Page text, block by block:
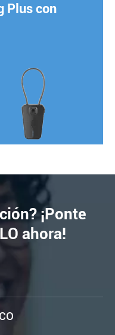
Plus con
¡Ponte
ahora!